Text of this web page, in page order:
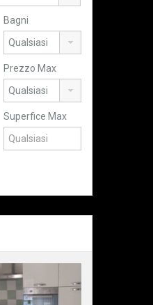
Bagni
Prezzo Max
Superfice Max